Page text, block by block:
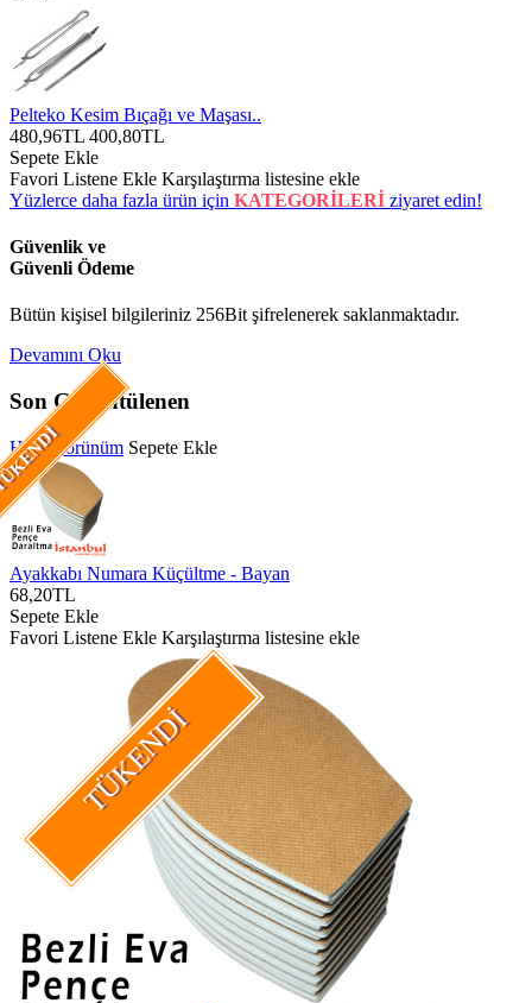
Pelteko Kesim Bıçağı ve Maşası..
480,96TL 400,80TL
Sepete Ekle
Favori Listene Ekle Karşılaştırma listesine ekle
Yüzlerce daha fazla ürün için KATEGORİLERİ ziyaret edin!
Güvenlik ve
Güvenli Ödeme
Bütün kişisel bilgileriniz 256Bit şifrelenerek saklanmaktadır.
Devamını Oku
Son Görüntülenen
Hızlı Görünüm Sepete Ekle
Ayakkabı Numara Küçültme - Bayan
68,20TL
Sepete Ekle
Favori Listene Ekle Karşılaştırma listesine ekle
TÜKENDI